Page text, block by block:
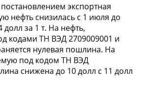
постановлением экспортная
нефть снизилась с 1 июля до
долл за 1 т. На нефть,
кодами ТН ВЭД 2709009001 и
нулевая пошлина. На
под кодом ТН ВЭД
снижена до 10 долл с 11 долл